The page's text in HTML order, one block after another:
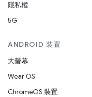
隱私權
5G
ANDROID 裝置
大螢幕
Wear OS
ChromeOS 裝置